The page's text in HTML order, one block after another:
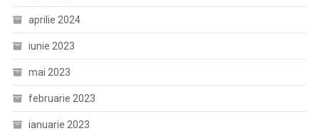
aprilie 2024
iunie 2023
mai 2023
februarie 2023
ianuarie 2023